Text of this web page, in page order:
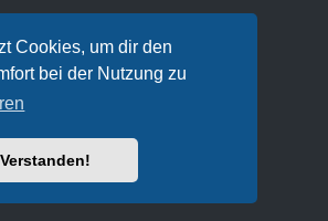
Cookies, um dir den
bei der Nutzung zu
Verstanden!